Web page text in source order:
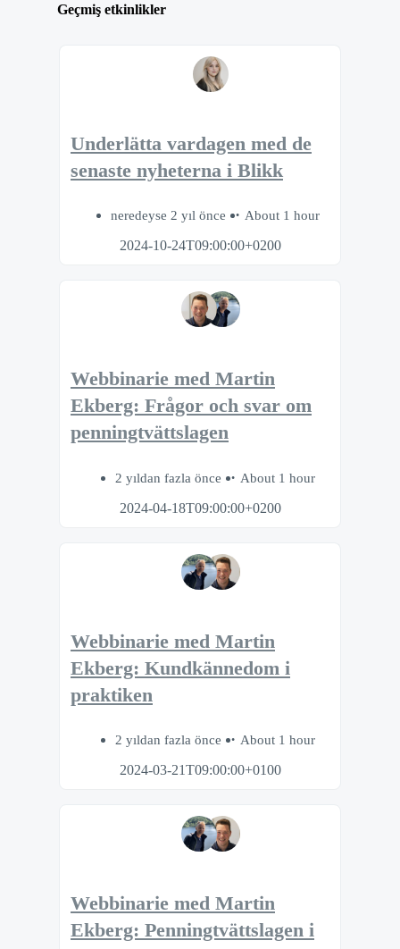
Geçmiş etkinlikler
Underlätta vardagen med de
senaste nyheterna i Blikk
neredeyse 2 yıl önce
About 1 hour
2024-10-24T09:00:00+0200
Webbinarie med Martin
Ekberg: Frågor och svar om
penningtvättslagen
2 yıldan fazla önce
About 1 hour
2024-04-18T09:00:00+0200
Webbinarie med Martin
Ekberg: Kundkännedom i
praktiken
2 yıldan fazla önce
About 1 hour
2024-03-21T09:00:00+0100
Webbinarie med Martin
Ekberg: Penningtvättslagen i